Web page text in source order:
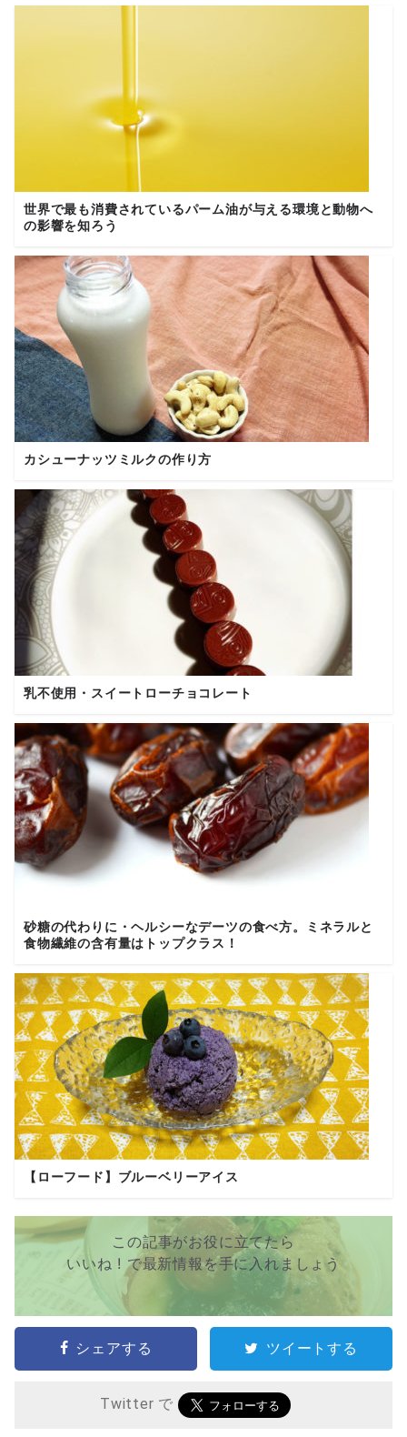
世界で最も消費されているパーム油が与える環境と動物へ
の影響を知ろう
カシューナッツミルクの作り方
乳不使用・スイートローチョコレート
砂糖の代わりに・ヘルシーなデーツの食べ方。ミネラルと
食物繊維の含有量はトップクラス！
【ローフード】ブルーベリーアイス
この記事がお役に立てたら
いいね ! で最新情報を手に入れましょう
シェアする ツイートする
Twitter で